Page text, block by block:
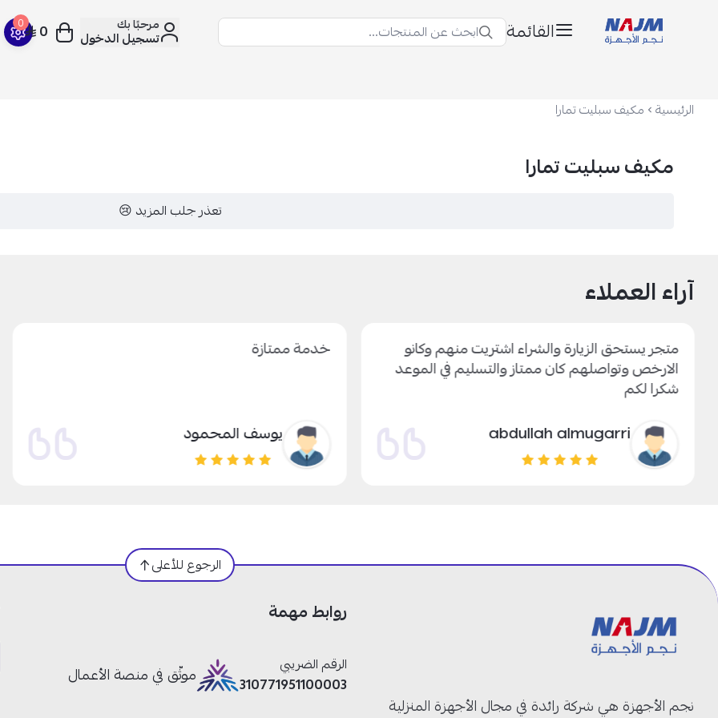
القائمة ابحث عن المنتجات... مرحبًا بك
تسجيل الدخول
0 0
الرئيسية مكيف سبليت تمارا
مكيف سبليت تمارا
تعذر جلب المزيد 😢
آراء العملاء
متجر يستحق الزيارة والشراء اشتريت منهم وكانو
الارخص وتواصلهم كان ممتاز والتسليم في الموعد
شكرا لكم
abdullah almugarri
خدمة ممتازة
يوسف المحمود
الرجوع للأعلى
نجم الأجهزة هي شركة رائدة في مجال الأجهزة المنزلية
روابط مهمة
الرقم الضريبي
310771951100003
موثّق في منصة الأعمال